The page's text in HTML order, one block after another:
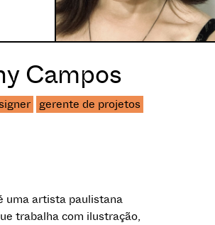
Campos
gerente de projetos
uma artista paulistana
trabalha com ilustração,